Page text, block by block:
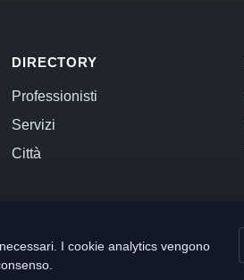
DIRECTORY
Professionisti
Servizi
Città
I cookie analytics vengono